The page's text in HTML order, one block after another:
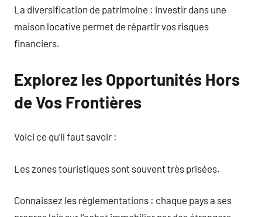
La diversification de patrimoine : investir dans une
maison locative permet de répartir vos risques
financiers.
Explorez les Opportunités Hors
de Vos Frontières
Voici ce qu’il faut savoir :
Les zones touristiques sont souvent très prisées.
Connaissez les réglementations : chaque pays a ses